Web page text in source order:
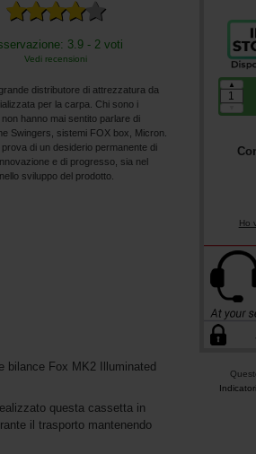
3.9 - 2 voti
Vedi recensioni
distributore di attrezzatura da
per la carpa. Chi sono i
hanno mai sentito parlare di
Swingers, sistemi FOX box, Micron.
di un desiderio permanente di
e di progresso, sia nel
sviluppo del prodotto.
▲
Ho
Indicatori
bilance Fox MK2 Illuminated
questa cassetta in
il trasporto mantenendo